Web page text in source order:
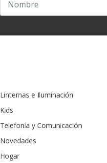
Linternas e Iluminación
Kids
Telefonía y Comunicación
Novedades
Hogar